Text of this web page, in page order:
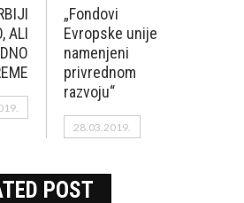
ALI
„Fondovi
Evropske unije
namenjeni
privrednom
razvoju“
28.03.2019.
POST